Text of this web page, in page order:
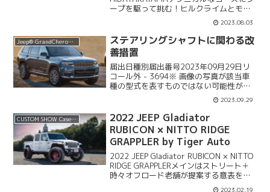
ープを駆って挑む！ヒルクライムとモー
グルで参加者が腕を競い合った ＪＡＦ
ＥＡ中日本による恒例イベント「スーパ
ーヒルクライム」が今年...
2023.08.03
Jeep® GrandCherokee
ステアリングシャフトに関わる改
善措置
届出日種別届出番号2023年09月29日リ
コール外 - 3694※ 画像の写真が該当車
種の型式を表すものではない可能性があ
ります。不具合の内容かじ取り装置にお
いて、製造管理が不適切なため、ステア
リングシャフトがギヤボックス接 続部の
所定位置...
2023.09.29
CUSTOM SHOW Case 2023 SPRING
2022 JEEP Gladiator
RUBICON × NITTO RIDGE
GRAPPLER by Tiger Auto
2022 JEEP Gladiator RUBICON × NITTO
RIDGE GRAPPLERメインはストリート＋
時々オフロード老舗が提案する意表を突
くアプローチ最適な素材＝NEWタイヤを
2023.02.19